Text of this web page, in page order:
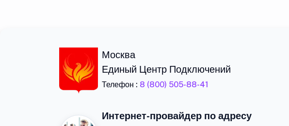
Москва
Единый Центр Подключений
Телефон : 8 (800) 505-88-41
Интернет-провайдер по адресу